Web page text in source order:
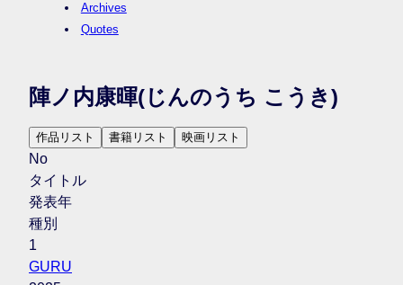
Archives
Quotes
陣ノ内康暉(じんのうち こうき)
作品リスト 書籍リスト 映画リスト
No
タイトル
発表年
種別
1
GURU